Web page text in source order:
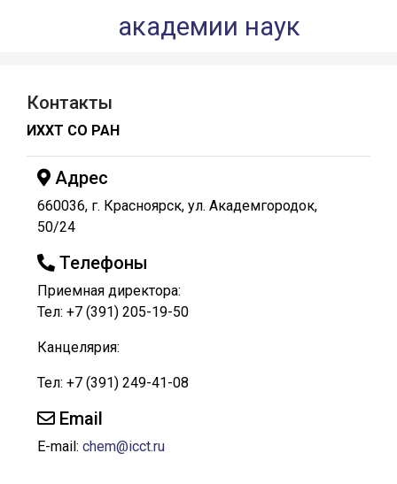
академии наук
Контакты
ИХХТ СО РАН
Адрес
660036, г. Красноярск, ул. Академгородок,
50/24
Телефоны
Приемная директора:
Тел: +7 (391) 205-19-50
Канцелярия:
Тел: +7 (391) 249-41-08
Email
E-mail: chem@icct.ru